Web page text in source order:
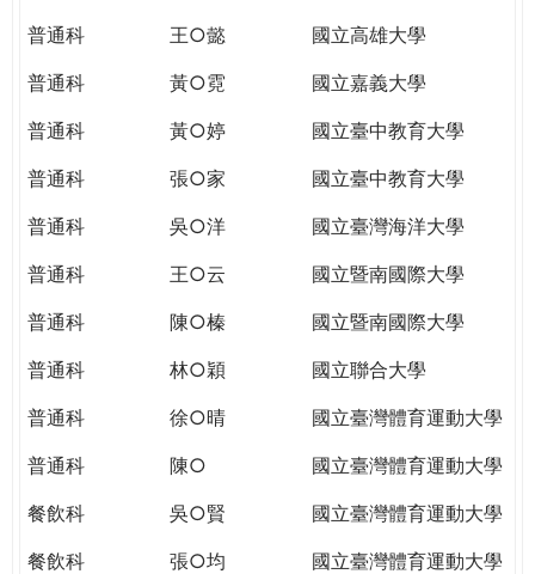
WAGOR
TODAY
THE
WORLD
PUTTING
YOU
THE
CITIZENSHIP
普通科
王○懿
國立高雄大學
普通科
黃○霓
國立嘉義大學
普通科
黃○婷
國立臺中教育大學
普通科
張○家
國立臺中教育大學
普通科
吳○洋
國立臺灣海洋大學
普通科
王○云
國立暨南國際大學
普通科
陳○榛
國立暨南國際大學
普通科
林○穎
國立聯合大學
普通科
徐○晴
國立臺灣體育運動大學
普通科
陳○
國立臺灣體育運動大學
餐飲科
吳○賢
國立臺灣體育運動大學
餐飲科
張○均
國立臺灣體育運動大學